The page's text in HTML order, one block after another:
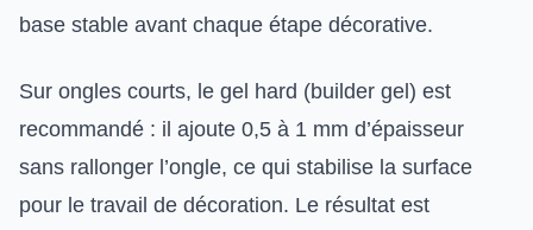
base stable avant chaque étape décorative.
Sur ongles courts, le gel hard (builder gel) est
recommandé : il ajoute 0,5 à 1 mm d’épaisseur
sans rallonger l’ongle, ce qui stabilise la surface
pour le travail de décoration. Le résultat est